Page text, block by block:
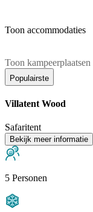
Toon accommodaties
Toon kampeerplaatsen
Populairste
Villatent Wood
Safaritent
Bekijk meer informatie
5 Personen